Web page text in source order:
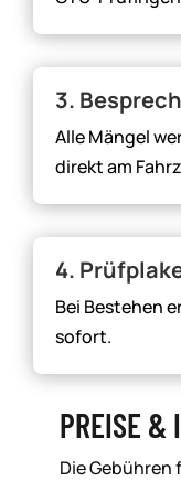
3.
Alle Mängel
direkt am
4.
Bei Bestehen
sofort.
PREISE &
Die Gebühren